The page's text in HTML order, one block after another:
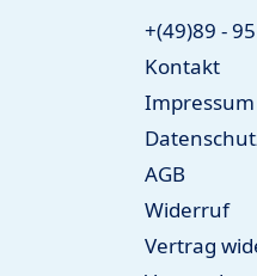
+(49)89 -
Kontakt
Impressum
AGB
Widerruf
Vertrag